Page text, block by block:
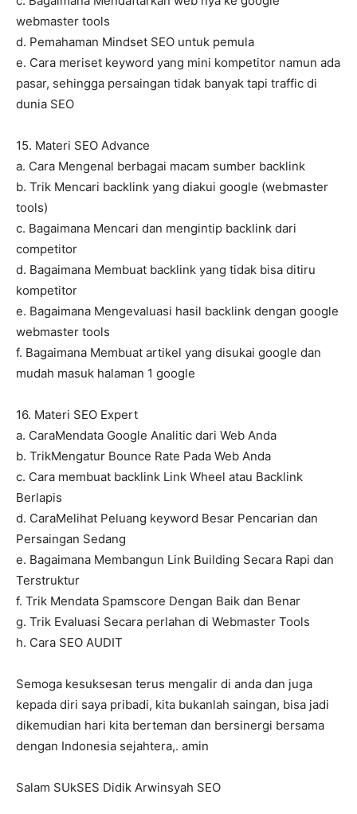
webmaster tools
d. Pemahaman Mindset SEO untuk pemula
e. Cara meriset keyword yang mini kompetitor namun ada
pasar, sehingga persaingan tidak banyak tapi traffic di
dunia SEO
15. Materi SEO Advance
a. Cara Mengenal berbagai macam sumber backlink
b. Trik Mencari backlink yang diakui google (webmaster
tools)
c. Bagaimana Mencari dan mengintip backlink dari
competitor
d. Bagaimana Membuat backlink yang tidak bisa ditiru
kompetitor
e. Bagaimana Mengevaluasi hasil backlink dengan google
webmaster tools
f. Bagaimana Membuat artikel yang disukai google dan
mudah masuk halaman 1 google
16. Materi SEO Expert
a. CaraMendata Google Analitic dari Web Anda
b. TrikMengatur Bounce Rate Pada Web Anda
c. Cara membuat backlink Link Wheel atau Backlink
Berlapis
d. CaraMelihat Peluang keyword Besar Pencarian dan
Persaingan Sedang
e. Bagaimana Membangun Link Building Secara Rapi dan
Terstruktur
f. Trik Mendata Spamscore Dengan Baik dan Benar
g. Trik Evaluasi Secara perlahan di Webmaster Tools
h. Cara SEO AUDIT
Semoga kesuksesan terus mengalir di anda dan juga
kepada diri saya pribadi, kita bukanlah saingan, bisa jadi
dikemudian hari kita berteman dan bersinergi bersama
dengan Indonesia sejahtera,. amin
Salam SUkSES Didik Arwinsyah SEO